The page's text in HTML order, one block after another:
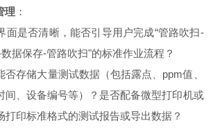
理 ‌：
面是否清晰，能否引导用户完成“管路吹扫-
据保存-管路吹扫"的标准作业流程？
否存储大量测试数据（包括露点、ppm值、
间、设备编号等）？是否配备微型打印机或
打印标准格式的测试报告或导出数据？